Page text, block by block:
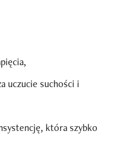
uczucie suchości i
która szybko